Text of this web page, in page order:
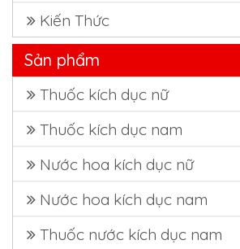
Kiến Thức
Sản phẩm
Thuốc kích dục nữ
Thuốc kích dục nam
Nước hoa kích dục nữ
Nước hoa kích dục nam
Thuốc nước kích dục nam